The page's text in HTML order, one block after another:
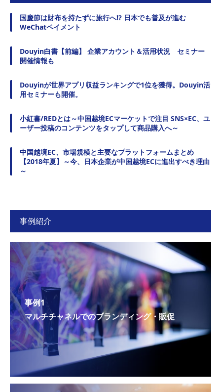
国慶節は財布を持たずに旅行へ!? 日本でも普及が進む
WeChatペイメント
Douyin白書【前編】 企業アカウント＆活用状況 セミナー
開催情報も
Douyinが世界アプリ収益ランキングで1位を獲得。Douyin活
用セミナーも開催。
小紅書/REDとは～中国越境ECマーケットで注目 SNS×EC、ユ
ーザー投稿のコンテンツをタップして商品購入へ～
中国越境EC、市場規模と主要なプラットフォームまとめ
【2018年夏】～今、日本企業が中国越境ECに進出すべき理由
～
事例紹介
事例1
マルチチャネルでのブランディング・販促